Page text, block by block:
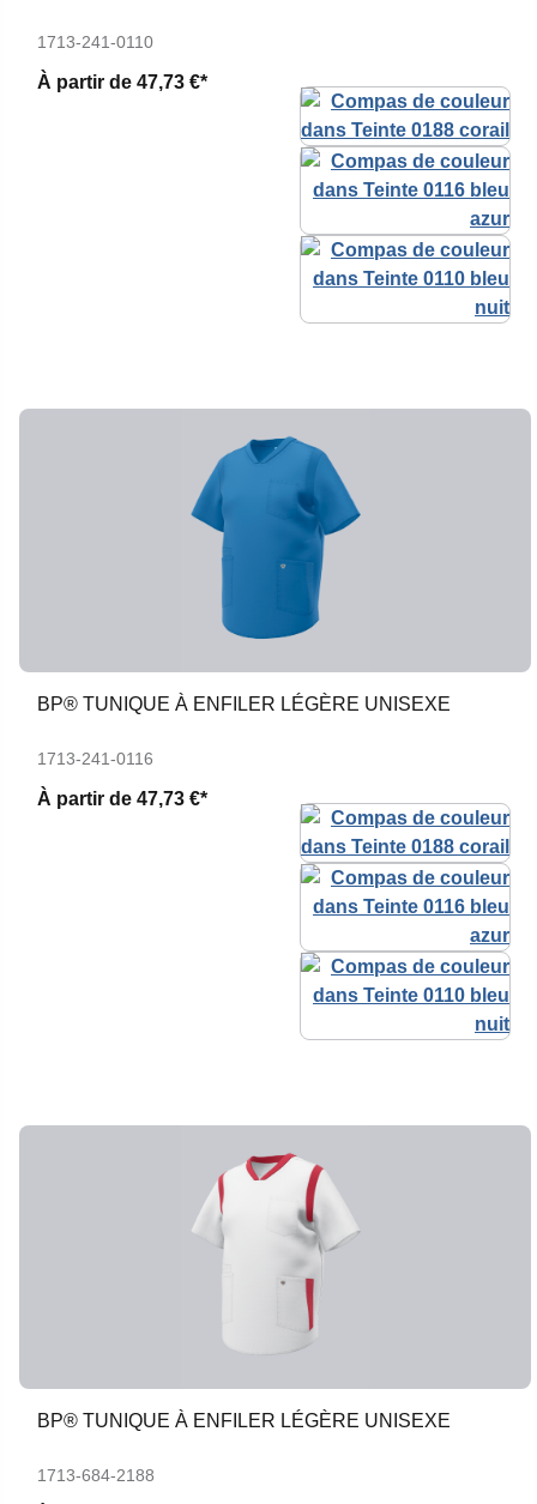
1713-241-0110
À partir de 47,73 €*
BP® TUNIQUE À ENFILER LÉGÈRE UNISEXE
1713-241-0116
À partir de 47,73 €*
BP® TUNIQUE À ENFILER LÉGÈRE UNISEXE
1713-684-2188